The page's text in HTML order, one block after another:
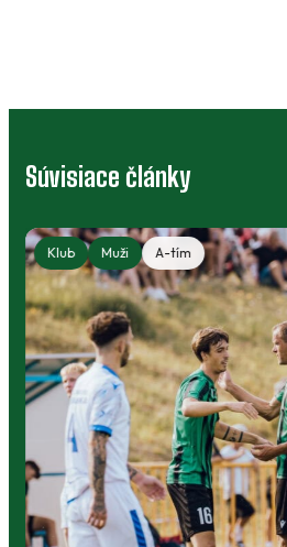
Súvisiace články
Klub Muži A-tím